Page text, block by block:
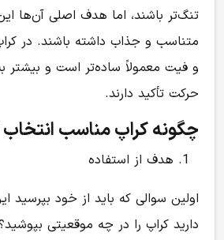
تنگ‌تر باشند، اما هدف اصلی آن‌ها
متناسب و جذاب داشته باشند. در
و فیت معمولاً ساده‌تر است و بیشتر
حرکت تأکید دارند.
چگونه کراپ مناسب
هدف از استفاده
اولین سوالی که باید از خود
دارید کراپ را در چه موقعیتی